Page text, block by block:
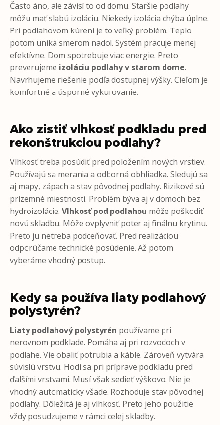
Často áno, ale závisí to od domu. Staršie podlahy
môžu mať slabú izoláciu. Niekedy izolácia chýba úplne.
Pri podlahovom kúrení je to veľký problém. Teplo
potom uniká smerom nadol. Systém pracuje menej
efektívne. Dom spotrebuje viac energie. Preto
preverujeme izoláciu podlahy v starom dome.
Navrhujeme riešenie podľa dostupnej výšky. Cieľom je
komfortné a úsporné vykurovanie.
Ako zistiť vlhkosť podkladu pred
rekonštrukciou podlahy?
Vlhkosť treba posúdiť pred položením nových vrstiev.
Používajú sa merania a odborná obhliadka. Sledujú sa
aj mapy, zápach a stav pôvodnej podlahy. Rizikové sú
prízemné miestnosti. Problém býva aj v domoch bez
hydroizolácie. Vlhkosť pod podlahou môže poškodiť
novú skladbu. Môže ovplyvniť poter aj finálnu krytinu.
Preto ju netreba podceňovať. Pred realizáciou
odporúčame technické posúdenie. Až potom
vyberáme vhodný postup.
Kedy sa používa liaty podlahový
polystyrén?
Liaty podlahový polystyrén používame pri
nerovnom podklade. Pomáha aj pri rozvodoch v
podlahe. Vie obaliť potrubia a káble. Zároveň vytvára
súvislú vrstvu. Hodí sa pri príprave podkladu pred
ďalšími vrstvami. Musí však sedieť výškovo. Nie je
vhodný automaticky všade. Rozhoduje stav pôvodnej
podlahy. Dôležitá je aj vlhkosť. Preto jeho použitie
vždy posudzujeme v rámci celej skladby.